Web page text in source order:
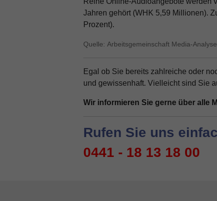
Jahren gehört (WHK 5,59 Millionen).
Prozent).
Quelle: Arbeitsgemeinschaft Media-
Egal ob Sie bereits zahlreiche oder
und gewissenhaft. Vielleicht sind Sie
Wir informieren Sie gerne über alle
Rufen Sie uns
0441 - 18 13 18 00